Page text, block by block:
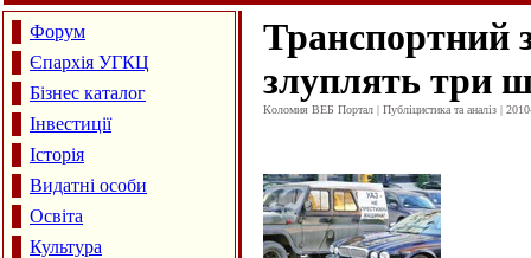
Форум
Єпархія УГКЦ
Бізнес каталог
Інвестиції
Історія
Видатні особи
Освіта
Культура
Транспортний
злуплять три
Коломия ВЕБ Портал | Публіцистика та аналіз |